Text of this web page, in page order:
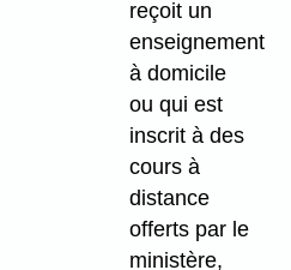
reçoit un
enseignement
à domicile
ou qui est
inscrit à des
cours à
distance
offerts par le
ministère,